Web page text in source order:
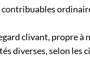
contribuables
clivant, propre à
diverses, selon les